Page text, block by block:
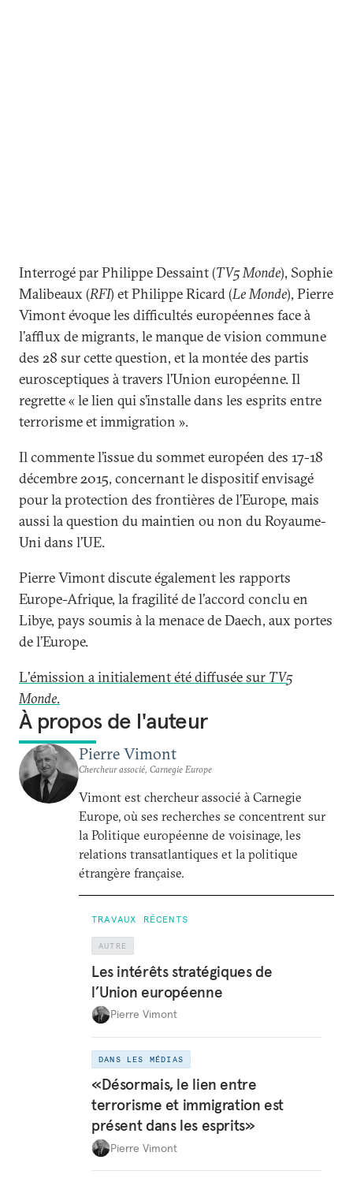
Interrogé par Philippe Dessaint (TV5 Monde), Sophie
Malibeaux (RFI) et Philippe Ricard (Le Monde), Pierre
Vimont évoque les difficultés européennes face à
l’afflux de migrants, le manque de vision commune
des 28 sur cette question, et la montée des partis
eurosceptiques à travers l’Union européenne. Il
regrette « le lien qui s’installe dans les esprits entre
terrorisme et immigration ».
Il commente l’issue du sommet européen des 17-18
décembre 2015, concernant le dispositif envisagé
pour la protection des frontières de l’Europe, mais
aussi la question du maintien ou non du Royaume-
Uni dans l’UE.
Pierre Vimont discute également les rapports
Europe-Afrique, la fragilité de l’accord conclu en
Libye, pays soumis à la menace de Daech, aux portes
de l’Europe.
L'émission a initialement été diffusée sur TV5
Monde.
À propos de l'auteur
Pierre Vimont
Chercheur associé, Carnegie Europe
Vimont est chercheur associé à Carnegie
Europe, où ses recherches se concentrent sur
la Politique européenne de voisinage, les
relations transatlantiques et la politique
étrangère française.
TRAVAUX RÉCENTS
AUTRE
Les intérêts stratégiques de
l’Union européenne
Pierre Vimont
DANS LES MÉDIAS
«Désormais, le lien entre
terrorisme et immigration est
présent dans les esprits»
Pierre Vimont